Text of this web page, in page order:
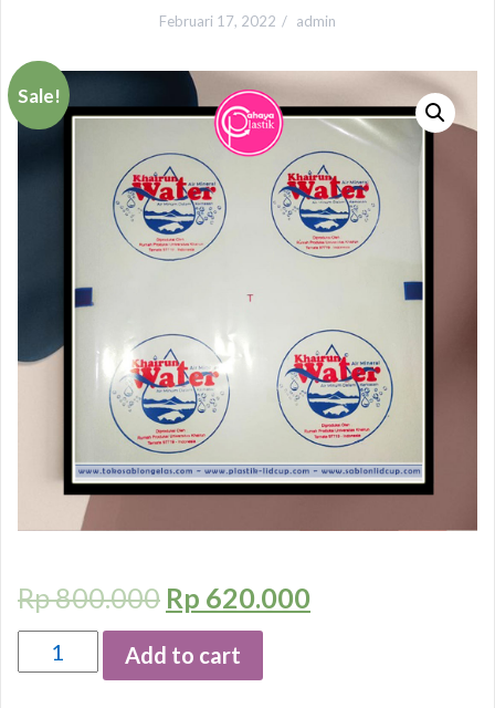
Februari 17, 2022 admin
Sale!
Rp800.000 Rp 620.000
Quantity Add to cart